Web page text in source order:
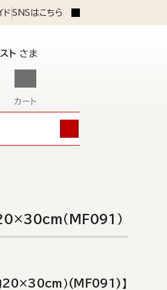
ド SNSはこちら
ト さま
カート
20×30cm（MF091）
約20×30cm）(MF091)】